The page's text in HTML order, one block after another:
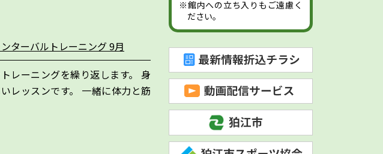
ターバルトレーニング 9月
レーニングを繰り返します。 身
レッスンです。 一緒に体力と筋
※館内への立ち入りもご遠慮く
ださい。